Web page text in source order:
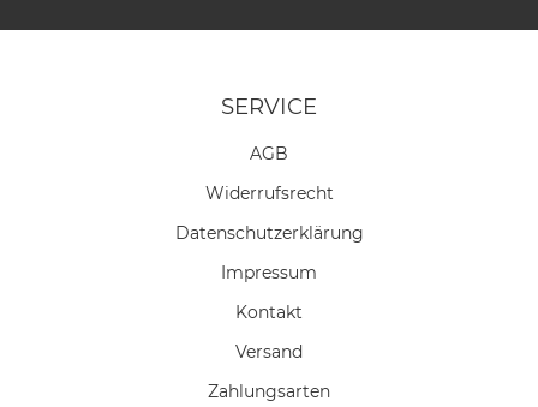
SERVICE
AGB
Widerrufs­recht
Daten­schutz­erklärung
Impressum
Kontakt
Versand
Zahlungsarten